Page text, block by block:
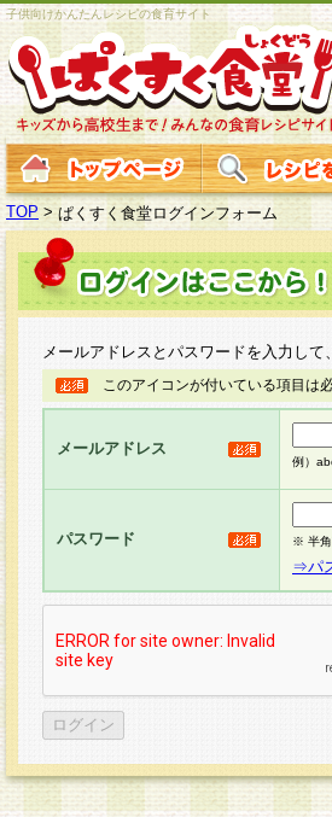
子供向けかんたんレシピの食育サイト
TOP > ぱくすく食堂ログインフォーム
メールアドレスとパスワードを入力して
このアイコンが付いている項目は
メールアドレス
例）
パスワード ※ 半角
⇒パ